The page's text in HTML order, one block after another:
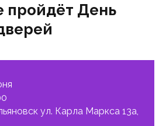
пройдёт День
ул. Карла Маркса 13а,